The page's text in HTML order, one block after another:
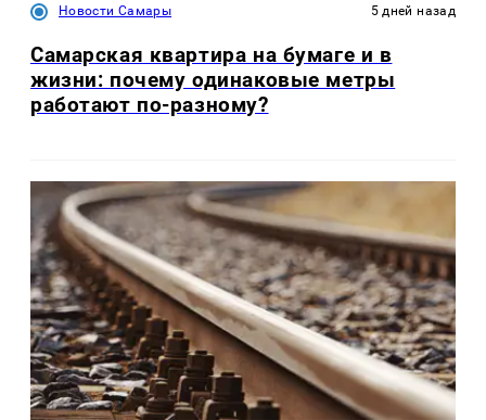
Новости Самары 5 дней назад
Самарская квартира на бумаге и в
жизни: почему одинаковые метры
работают по-разному?